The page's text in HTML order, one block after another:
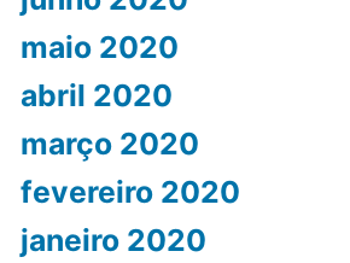
maio 2020
abril 2020
março 2020
fevereiro 2020
janeiro 2020